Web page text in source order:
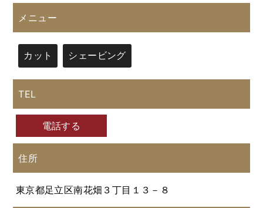
メニュー
カット シェービング
TEL
電話する
住所
東京都足立区南花畑３丁目１３－８